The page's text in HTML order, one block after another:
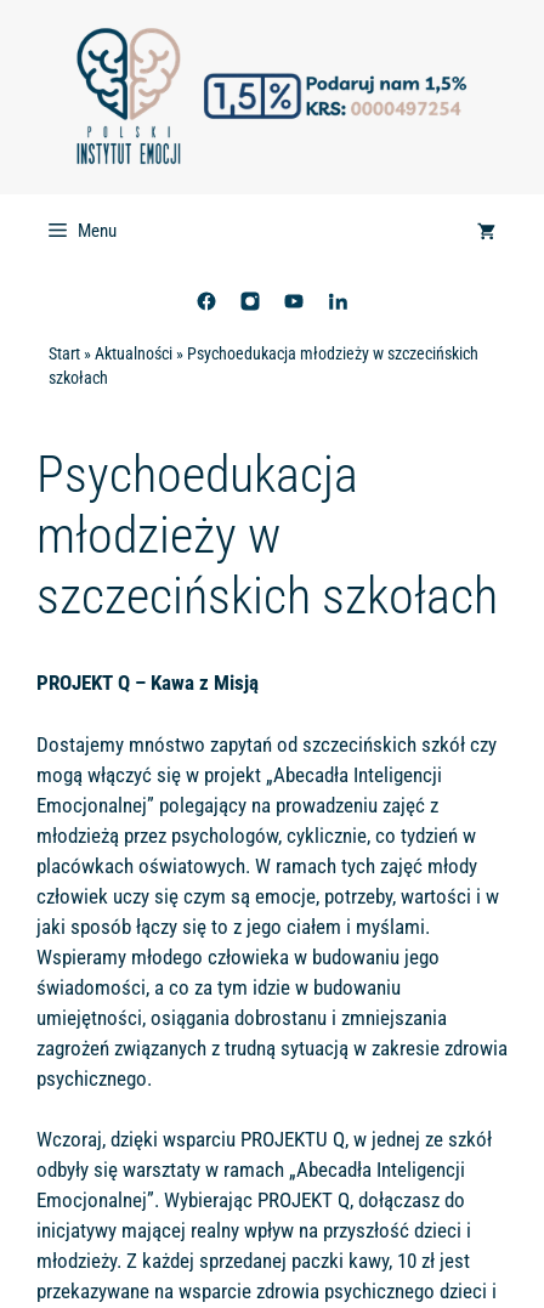
Menu
Start »Aktualności » Psychoedukacja młodzieży w szczecińskich
szkołach
Psychoedukacja
młodzieży w
szczecińskich szkołach
PROJEKT Q – Kawa z Misją
Dostajemy mnóstwo zapytań od szczecińskich szkół czy
mogą włączyć się w projekt „Abecadła Inteligencji
Emocjonalnej” polegający na prowadzeniu zajęć z
młodzieżą przez psychologów, cyklicznie, co tydzień w
placówkach oświatowych. W ramach tych zajęć młody
człowiek uczy się czym są emocje, potrzeby, wartości i w
jaki sposób łączy się to z jego ciałem i myślami.
Wspieramy młodego człowieka w budowaniu jego
świadomości, a co za tym idzie w budowaniu
umiejętności, osiągania dobrostanu i zmniejszania
zagrożeń związanych z trudną sytuacją w zakresie zdrowia
psychicznego.
Wczoraj, dzięki wsparciu PROJEKTU Q, w jednej ze szkół
odbyły się warsztaty w ramach „Abecadła Inteligencji
Emocjonalnej”. Wybierając PROJEKT Q, dołączasz do
inicjatywy mającej realny wpływ na przyszłość dzieci i
młodzieży. Z każdej sprzedanej paczki kawy, 10 zł jest
przekazywane na wsparcie zdrowia psychicznego dzieci i